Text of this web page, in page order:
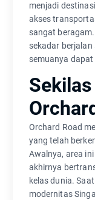
menjadi
akses
sangat
sekadar
semuanya
Orchard Road
yang telah
Awalnya, area
akhirnya
kelas dunia.
modernitas